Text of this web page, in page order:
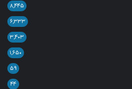
۸,۴۴۵
۶,۳۳۳
۳,۴۰۳
۱,۶۵۰
۵۹
۴۴